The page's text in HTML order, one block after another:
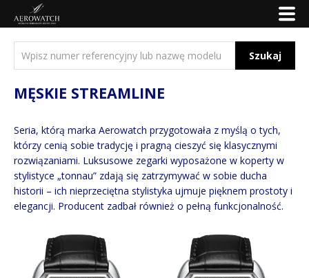
Szukaj
MĘSKIE STREAMLINE
Seria, którą marka Aerowatch przygotowała z myślą o tych,
którzy cenią sobie tradycję i pragną cieszyć się klasycznymi
rozwiązaniami. Luksusowe zegarki wyposażone w koperty w
stylistyce „tonnau” zdają się zatrzymywać w sobie ducha
historii – ich nieprzeciętna stylistyka ujmuje pięknem prostoty i
elegancji. Producent zadbał również o pełną funkcjonalność.